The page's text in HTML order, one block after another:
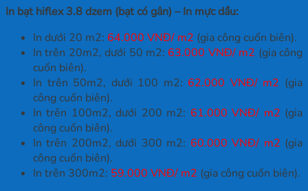
In bạt hiflex 3.8 dzem (bạt có gân) – In mực dầu:
In dưới 20 m2: 64.000 VNĐ/ m2 (gia công cuốn biên).
In trên 20m2, dưới 50 m2: 63.000 VNĐ/ m2 (gia công
cuốn biên).
In trên 50m2, dưới 100 m2: 62.000 VNĐ/ m2 (gia
công cuốn biên).
In trên 100m2, dưới 200 m2: 61.000 VNĐ/ m2 (gia
công cuốn biên).
In trên 200m2, dưới 300 m2: 60.000 VNĐ/ m2 (gia
công cuốn biên).
In trên 300m2: 59.000 VNĐ/ m2 (gia công cuốn biên).